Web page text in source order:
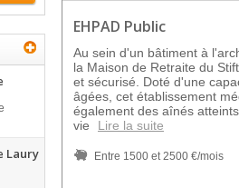
Laury
EHPAD Public
Au sein d'un bâtiment à
la Maison de Retraite du
et sécurisé. Doté d'une
âgées, cet établissement
également des aînés
vie
Lire la suite
Entre 1500 et 2500 €/mois